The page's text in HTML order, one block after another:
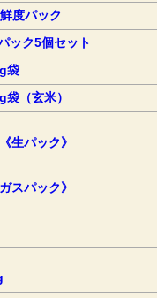
度パック
ック5個セット
袋
（玄米）
生パック》
スパック》